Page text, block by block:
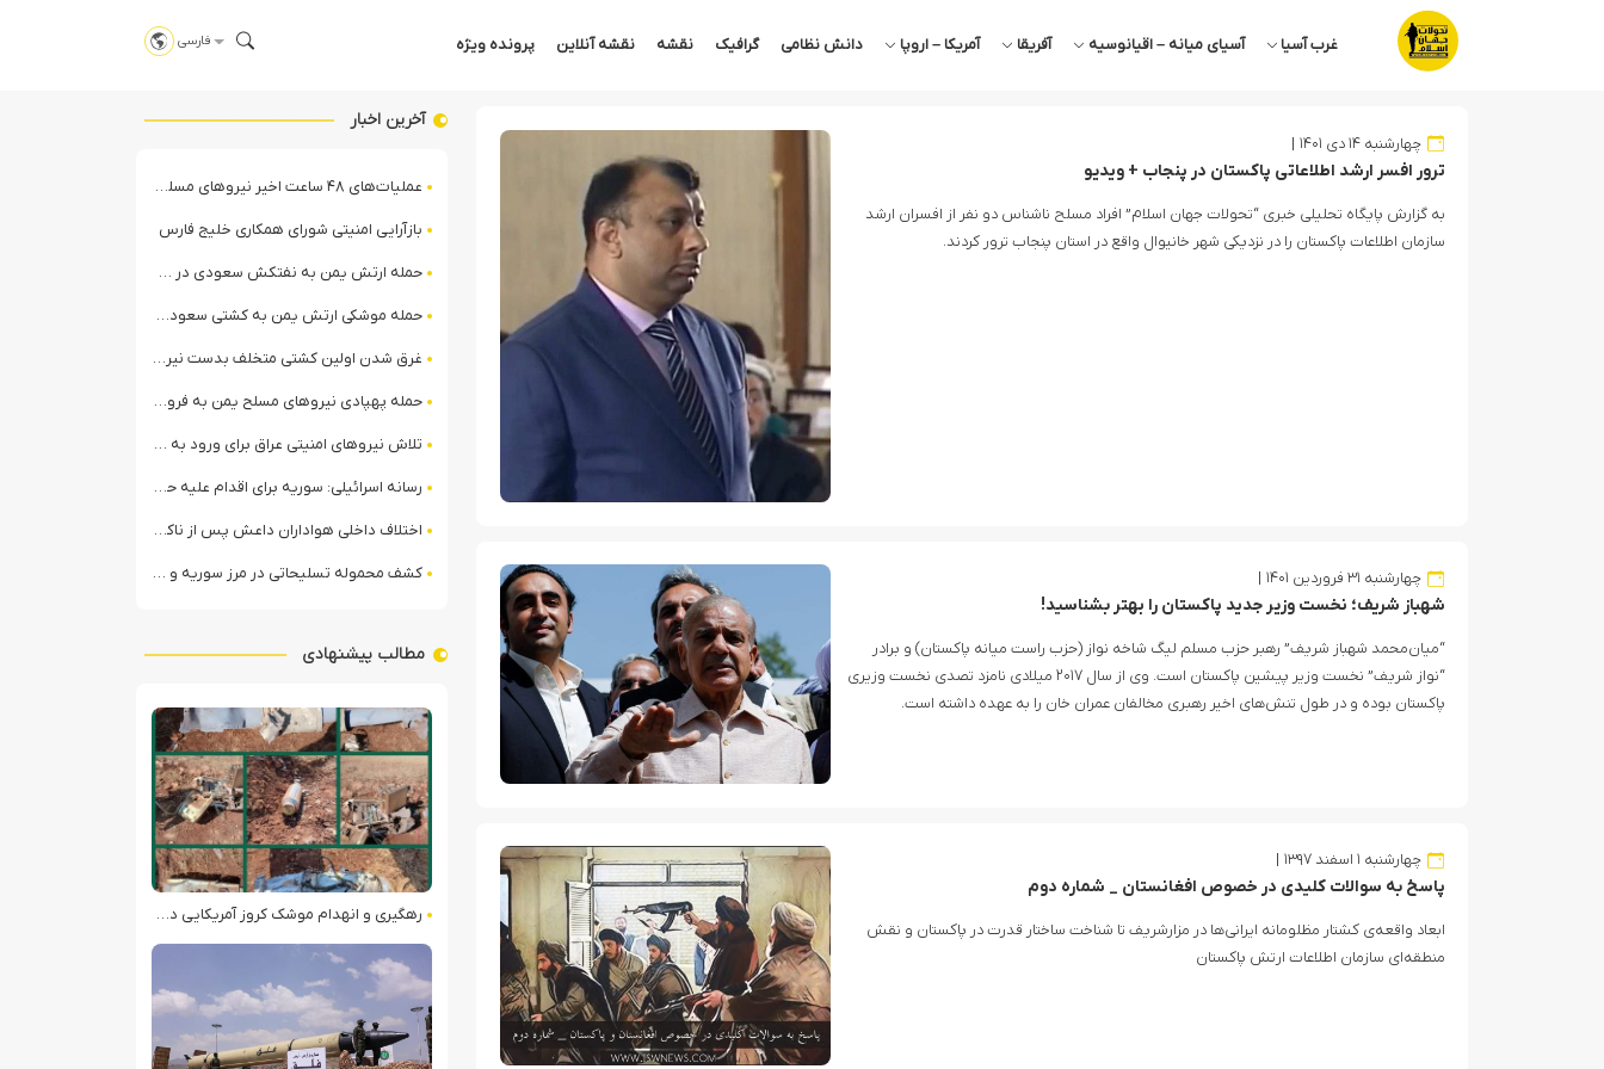
غرب آسیا آسیای میانه – اقیانوسیه آفریقا آمریکا – اروپا دانش نظامی گرافیک نقشه نقشه آنلاین پرونده ویژه فارسی
چهارشنبه ۱۴ دی ۱۴۰۱
ترور افسر ارشد اطلاعاتی پاکستان در پنجاب + ویدیو
به گزارش پایگاه تحلیلی خبری “تحولات جهان اسلام” افراد مسلح ناشناس دو نفر از افسران ارشد
سازمان اطلاعات پاکستان را در نزدیکی شهر خانیوال واقع در استان پنجاب ترور کردند.
چهارشنبه ۳۱ فروردین ۱۴۰۱
شهباز شریف؛ نخست وزیر جدید پاکستان را بهتر بشناسید!
“میان‌محمد شهباز شریف” رهبر حزب مسلم لیگ شاخه نواز (حزب راست میانه پاکستان) و برادر
“نواز شریف” نخست وزیر پیشین پاکستان است. وی از سال ۲۰۱۷ میلادی نامزد تصدی نخست وزیری
پاکستان بوده و در طول تنش‌های اخیر رهبری مخالفان عمران خان را به عهده داشته است.
چهارشنبه ۱ اسفند ۱۳۹۷
پاسخ به سوالات کلیدی در خصوص افغانستان _ شماره دوم
ابعاد واقعه‌ی کشتار مظلومانه ایرانی‌ها در مزارشریف تا شناخت ساختار قدرت در پاکستان و نقش
منطقه‌ای سازمان اطلاعات ارتش پاکستان
آخرین اخبار
عملیات‌های ۴۸ ساعت اخیر نیروهای مسلح یمن علیه ائتلاف سعودی + ویدیو
بازآرایی امنیتی شورای همکاری خلیج فارس
حمله ارتش یمن به نفتکش سعودی در خلیج عدن
حمله موشکی ارتش یمن به کشتی سعودی در شمال دریای سرخ
غرق شدن اولین کشتی متخلف بدست نیروی دریایی ارتش یمن
حمله پهپادی نیروهای مسلح یمن به فرودگاه نجران
تلاش نیروهای امنیتی عراق برای ورود به مقر مقاومت در حومه بغداد
رسانه اسرائیلی: سوریه برای اقدام علیه حزب‌الله در لبنان آماده می‌شود!
اختلاف داخلی هواداران داعش پس از ناکامی عملیات انغماسی داعش در رقه
کشف محموله تسلیحاتی در مرز سوریه و عراق توسط نیروهای الجولانی
مطالب پیشنهادی
رهگیری و انهدام موشک کروز آمریکایی در لرستان